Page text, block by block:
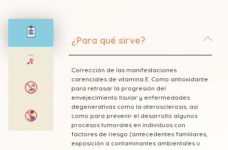
¿Para qué sirve?
Corrección de las manifestaciones
carenciales de vitamina E. Como antioxidante
para retrasar la progresión del
envejecimiento tisular y enfermedades
degenerativas como la aterosclerosis, así
como para prevenir el desarrollo algunos
procesos tumorales en individuos con
factores de riesgo (antecedentes familiares,
exposición a contaminantes ambientales u